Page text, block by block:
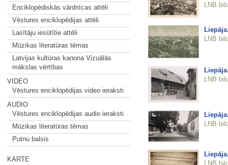
Enciklopēdiskās vārdnīcas attēli
Vēstures enciklopēdijas attēli
Lasītāju iesūtītie attēli
Mūzikas literatūras tēmas
Latvijas kultūras kanona Vizuālās
mākslas vērtības
VIDEO
Vēstures enciklopēdijas video ieraksti
AUDIO
Vēstures enciklopēdijas audio ieraksti
Mūzikas literatūras tēmas
Putnu balsis
KARTE
LNB
LNB
LNB
LNB
LNB